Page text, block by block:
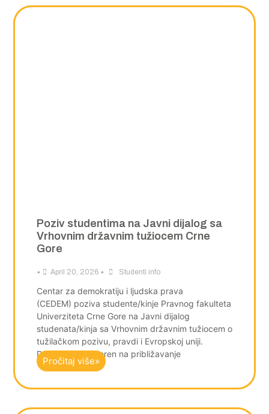
Poziv studentima na Javni dijalog sa
Vrhovnim državnim tužiocem Crne
Gore
• April 20, 2026 • Studenti info
Centar za demokratiju i ljudska prava
(CEDEM) poziva studente/kinje Pravnog fakulteta
Univerziteta Crne Gore na Javni dijalog
studenata/kinja sa Vrhovnim državnim tužiocem o
tužilačkom pozivu, pravdi i Evropskoj uniji.
Događaj je usmjeren na približavanje
Pročitaj više»